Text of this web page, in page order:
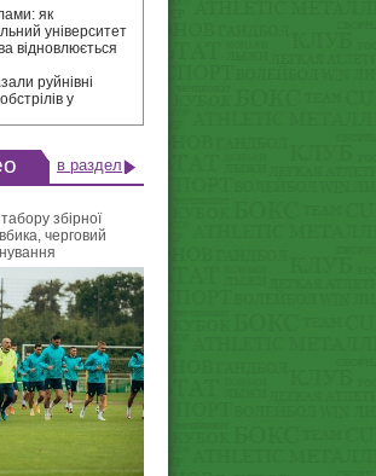
як
університет
відновлюється
руйнівні
у
в раздел
збірної
черговий